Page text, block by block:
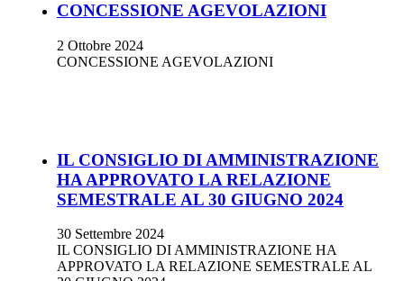
CONCESSIONE AGEVOLAZIONI
2 Ottobre 2024
CONCESSIONE AGEVOLAZIONI
IL CONSIGLIO DI AMMINISTRAZIONE
HA APPROVATO LA RELAZIONE
SEMESTRALE AL 30 GIUGNO 2024
30 Settembre 2024
IL CONSIGLIO DI AMMINISTRAZIONE HA
APPROVATO LA RELAZIONE SEMESTRALE AL